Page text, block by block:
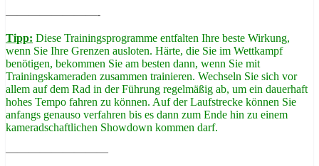
————————-
Tipp: Diese Trainingsprogramme entfalten Ihre beste Wirkung,
wenn Sie Ihre Grenzen ausloten. Härte, die Sie im Wettkampf
benötigen, bekommen Sie am besten dann, wenn Sie mit
Trainingskameraden zusammen trainieren. Wechseln Sie sich vor
allem auf dem Rad in der Führung regelmäßig ab, um ein dauerhaft
hohes Tempo fahren zu können. Auf der Laufstrecke können Sie
anfangs genauso verfahren bis es dann zum Ende hin zu einem
kameradschaftlichen Showdown kommen darf.
—————————